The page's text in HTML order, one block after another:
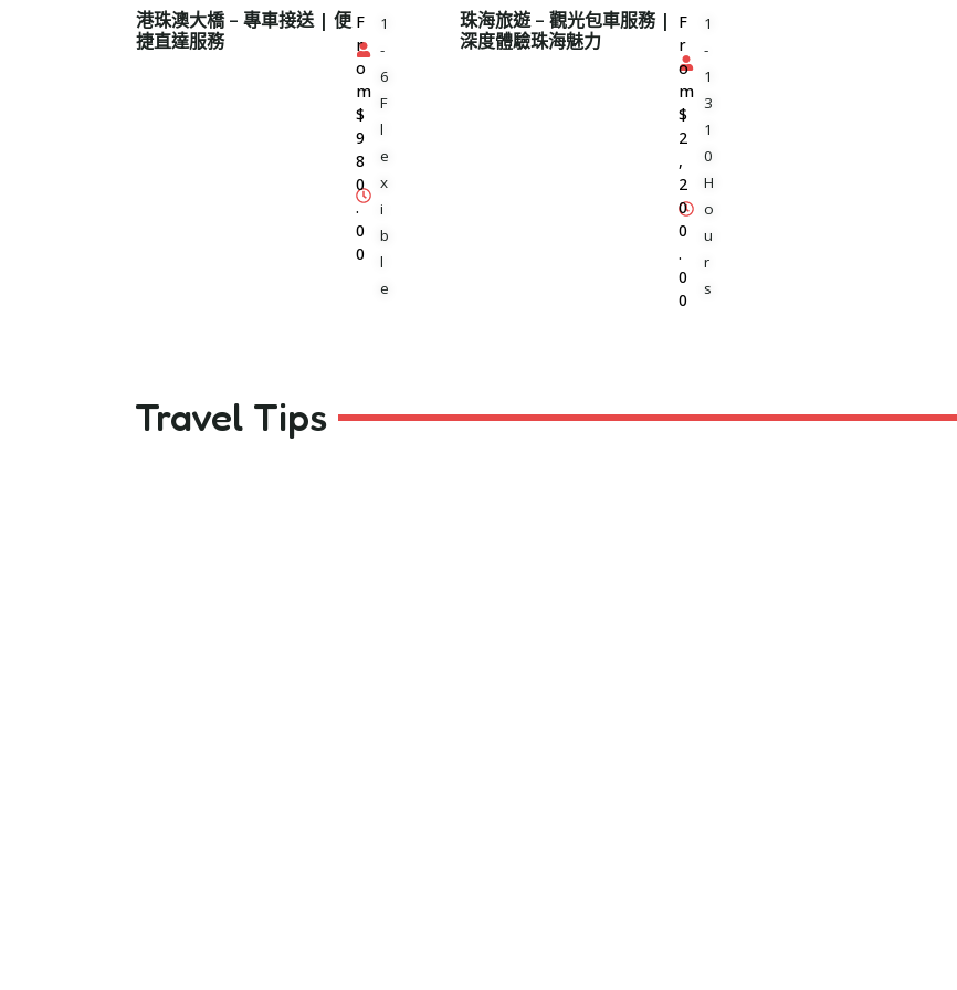
港珠澳大橋 – 專車接送 | 便
捷直達服務
1
-
6
F
l
e
x
i
b
l
e
F
r
o
m
$
9
8
0
.
0
0
珠海旅遊 – 觀光包車服務 |
深度體驗珠海魅力
1
-
1
3
1
0
H
o
u
r
s
F
r
o
m
$
2
,
2
0
0
.
0
0
Travel Tips